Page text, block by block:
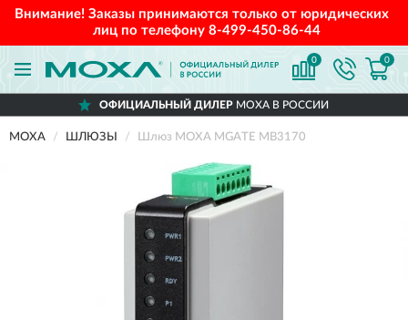
Внимание! Заказы принимаются только от юридических
лиц по телефону 8-499-450-86-44
0 0
ОФИЦИАЛЬНЫЙ ДИЛЕРMOXA В РОССИИ
MOXA ШЛЮЗЫ Шлюз MOXA MGATE MB3170